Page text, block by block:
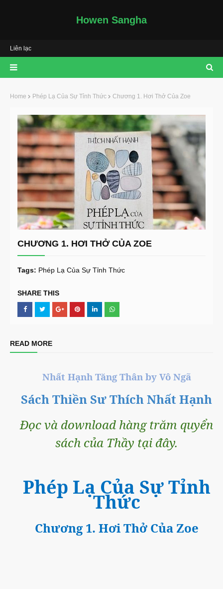
Howen Sangha
Liên lạc
Home Phép Lạ Của Sự Tỉnh Thức Chương 1. Hơi Thở Của Zoe
CHƯƠNG 1. HƠI THỞ CỦA ZOE
Tags: Phép Lạ Của Sự Tỉnh Thức
SHARE THIS
READ MORE
Nhất Hạnh Tăng Thân by Vô Ngã
Sách Thiền Sư Thích Nhất Hạnh
Đọc và download hàng trăm quyển
sách của Thầy tại đây.
Phép Lạ Của Sự Tỉnh
Thức
Chương 1. Hơi Thở Của Zoe